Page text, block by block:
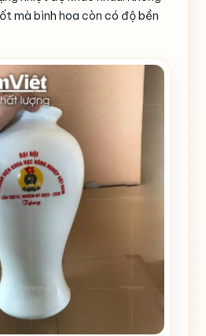
mà bình hoa còn có độ bền